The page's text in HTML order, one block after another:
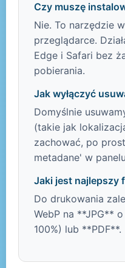
Czy muszę
Nie. To narzędzie
przeglądarce.
Edge i Safari bez
pobierania.
Jak wyłączyć
Domyślnie
(takie jak
zachować, po
metadane' w
Jaki jest najlepszy
Do drukowania
WebP na **JPG**
100%) lub **PDF**.